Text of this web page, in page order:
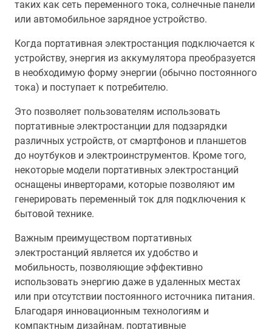
таких как сеть переменного тока, солнечные панели
или автомобильное зарядное устройство.
Когда портативная электростанция подключается к
устройству, энергия из аккумулятора преобразуется
в необходимую форму энергии (обычно постоянного
тока) и поступает к потребителю.
Это позволяет пользователям использовать
портативные электростанции для подзарядки
различных устройств, от смартфонов и планшетов
до ноутбуков и электроинструментов. Кроме того,
некоторые модели портативных электростанций
оснащены инверторами, которые позволяют им
генерировать переменный ток для подключения к
бытовой технике.
Важным преимуществом портативных
электростанций является их удобство и
мобильность, позволяющие эффективно
использовать энергию даже в удаленных местах
или при отсутствии постоянного источника питания.
Благодаря инновационным технологиям и
компактным дизайнам, портативные